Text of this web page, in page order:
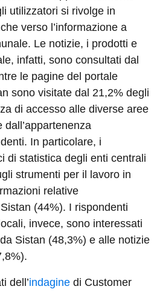
utilizzatori si rivolge in
verso l’informazione a
Le notizie, i prodotti e
infatti, sono consultati dal
le pagine del portale
sono visitate dal 21,2% degli
di accesso alle diverse aree
In particolare, i
di statistica degli enti centrali
strumenti per il lavoro in
relative
(44%). I rispondenti
invece, sono interessati
Sistan (48,3%) e alle notizie
dell’indagine di Customer